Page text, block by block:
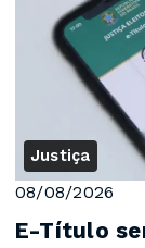
Justiça
08/08/2026
E-Título